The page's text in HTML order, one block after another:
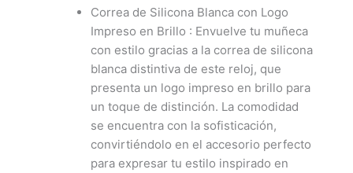
Correa de Silicona Blanca con Logo
Impreso en Brillo : Envuelve tu muñeca
con estilo gracias a la correa de silicona
blanca distintiva de este reloj, que
presenta un logo impreso en brillo para
un toque de distinción. La comodidad
se encuentra con la sofisticación,
convirtiéndolo en el accesorio perfecto
para expresar tu estilo inspirado en